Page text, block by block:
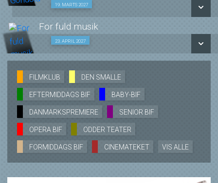
LÆS MERE
19. MARTS 2027
Den Smalle film med oplæg 19/03
SE ALLE DAGE
LÆS MERE
For fuld musik
23. APRIL 2027
Den Smalle film med oplæg 23/04
SE ALLE DAGE
LÆS MERE
FILMKLUB DEN SMALLE
EFTERMIDDAGS BIF BABY-BIF
DANMARKSPREMIERE SENIOR BIF
OPERA BIF ODDER TEATER
FORMIDDAGS BIF CINEMATEKET VIS ALLE